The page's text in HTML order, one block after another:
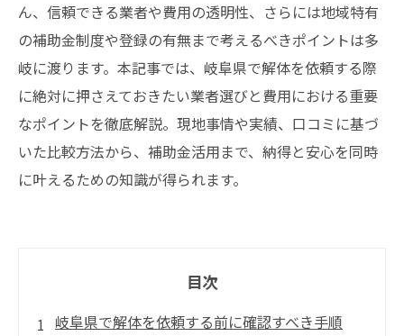
ん、信頼できる業者や費用の透明性、さらには地域特有
の補助金制度や登録の有無まで考えるべきポイントは多
岐に渡ります。本記事では、岐阜県で解体を依頼する際
に絶対に押さえておきたい業者選びと費用における重要
なポイントを徹底解説。現地事情や実績、口コミに基づ
いた比較方法から、補助金活用まで、納得と安心を同時
に叶えるための知識が得られます。
目次
岐阜県で解体を依頼する前に確認すべき手順